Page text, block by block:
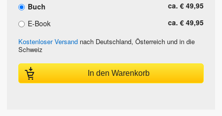
Buch
ca. € 49,95
E-Book
ca. € 49,95
Kostenloser Versand nach Deutschland, Österreich und in die
Schweiz
In den Warenkorb